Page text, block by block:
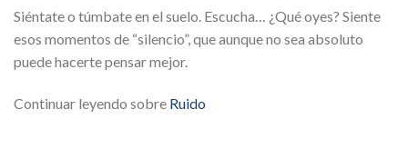
Siéntate o túmbate en el suelo. Escucha… ¿Qué oyes? Siente
esos momentos de “silencio”, que aunque no sea absoluto
puede hacerte pensar mejor.
Continuar leyendo sobre Ruido